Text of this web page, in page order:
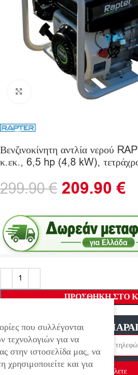
Click to enlarge
Βενζινοκίνητη αντλία νερού
κ.εκ., 6,5 hp (4,8 kW),
299.90€ 209.90€
ΠΡΟΣΘΉΚΗ ΣΤΟ
ΓΡΗΓΟΡΗ
Στείλετε
που συλλέγονται
για να
στην ιστοσελίδα μας, να
και για